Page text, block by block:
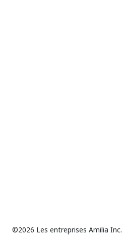
©2026 Les entreprises Amilia Inc.